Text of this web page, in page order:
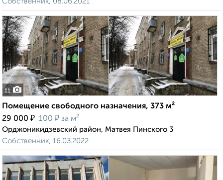
11
Помещение свободного назначения, 373 м²
29 000 ₽ 100 ₽ за м²
Орджоникидзевский район, Матвея Пинского 3
Собственник, 16.03.2022